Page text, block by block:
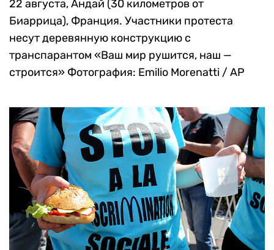
22 августа, Андай (30 километров от
Биаррица), Франция. Участники протеста
несут деревянную конструкцию с
транспарантом «Ваш мир рушится, наш —
строится» Фотография: Emilio Morenatti / AP